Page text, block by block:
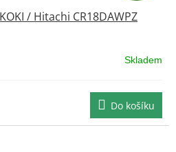
R
M
A
/ Hitachi CR18DAWPZ
Skladem
Do košíku